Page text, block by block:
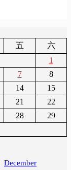
五
六
1
7
8
14
15
21
22
28
29
December